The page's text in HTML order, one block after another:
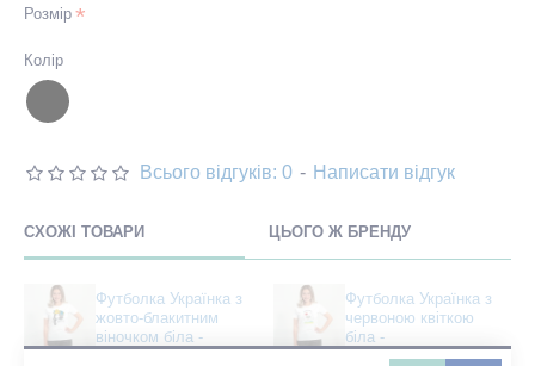
Всього відгуків: 0 - Написати відгук
Розмір
Колір
СХОЖІ ТОВАРИ ЦЬОГО Ж БРЕНДУ
Футболка Українка з
жовто-блакитним
віночком біла -
Футболка Українка з
червоною квіткою
біла -
DTF11502102/280